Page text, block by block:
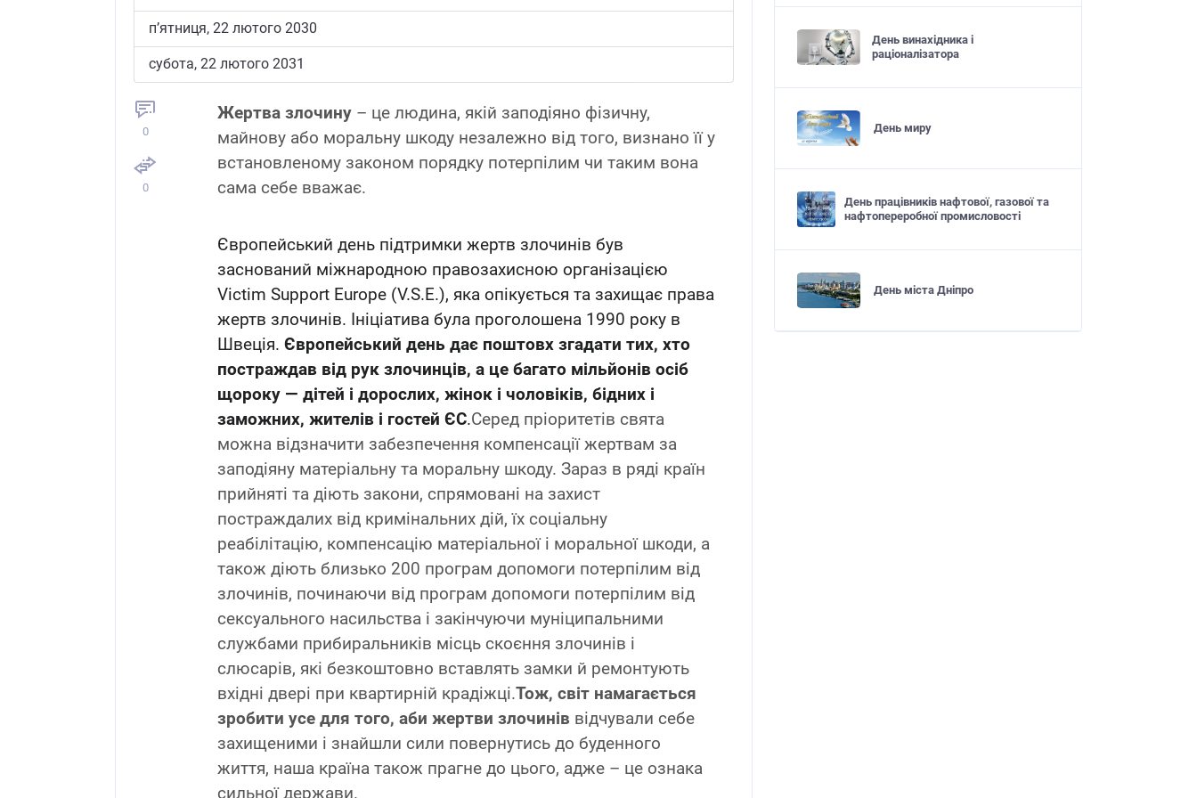
пʼятниця, 22 лютого 2030
субота, 22 лютого 2031
0
0
Жертва злочину – це людина, якій заподіяно фізичну,
майнову або моральну шкоду незалежно від того, визнано її у
встановленому законом порядку потерпілим чи таким вона
сама себе вважає.
Європейський день підтримки жертв злочинів був
заснований міжнародною правозахисною організацією
Victim Support Europe (V.S.E.), яка опікується та захищає права
жертв злочинів. Ініціатива була проголошена 1990 року в
Швеція. Європейський день дає поштовх згадати тих, хто
постраждав від рук злочинців, а це багато мільйонів осіб
щороку — дітей і дорослих, жінок і чоловіків, бідних і
заможних, жителів і гостей ЄС.Серед пріоритетів свята
можна відзначити забезпечення компенсації жертвам за
заподіяну матеріальну та моральну шкоду. Зараз в ряді країн
прийняті та діють закони, спрямовані на захист
постраждалих від кримінальних дій, їх соціальну
реабілітацію, компенсацію матеріальної і моральної шкоди, а
також діють близько 200 програм допомоги потерпілим від
злочинів, починаючи від програм допомоги потерпілим від
сексуального насильства і закінчуючи муніципальними
службами прибиральників місць скоєння злочинів і
слюсарів, які безкоштовно вставлять замки й ремонтують
вхідні двері при квартирній крадіжці.Тож, світ намагається
зробити усе для того, аби жертви злочинів відчували себе
захищеними і знайшли сили повернутись до буденного
життя, наша країна також прагне до цього, адже – це ознака
сильної держави.
День винахідника і
раціоналізатора
День миру
День працівників нафтової, газової та
нафтопереробної промисловості
День міста Дніпро